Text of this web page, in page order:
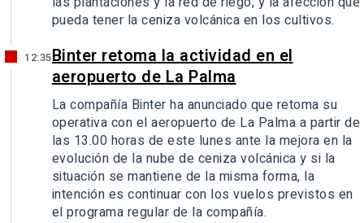
pueda tener la ceniza volcánica en los cultivos.
12:35Binter retoma la actividad en el
aeropuerto de La Palma
La compañía Binter ha anunciado que retoma su
operativa con el aeropuerto de La Palma a partir de
las 13.00 horas de este lunes ante la mejora en la
evolución de la nube de ceniza volcánica y si la
situación se mantiene de la misma forma, la
intención es continuar con los vuelos previstos en
el programa regular de la compañía.